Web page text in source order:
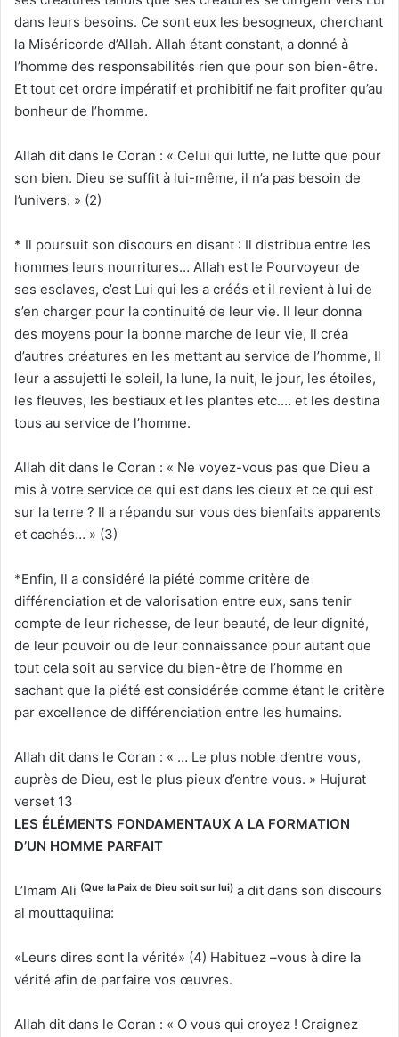
dans leurs besoins. Ce sont eux les besogneux, cherchant
la Miséricorde d’Allah. Allah étant constant, a donné à
l’homme des responsabilités rien que pour son bien-être.
Et tout cet ordre impératif et prohibitif ne fait profiter qu’au
bonheur de l’homme.
Allah dit dans le Coran : « Celui qui lutte, ne lutte que pour
son bien. Dieu se suffit à lui-même, il n’a pas besoin de
l’univers. » (2)
* Il poursuit son discours en disant : Il distribua entre les
hommes leurs nourritures… Allah est le Pourvoyeur de
ses esclaves, c’est Lui qui les a créés et il revient à lui de
s’en charger pour la continuité de leur vie. Il leur donna
des moyens pour la bonne marche de leur vie, Il créa
d’autres créatures en les mettant au service de l’homme, Il
leur a assujetti le soleil, la lune, la nuit, le jour, les étoiles,
les fleuves, les bestiaux et les plantes etc.… et les destina
tous au service de l’homme.
Allah dit dans le Coran : « Ne voyez-vous pas que Dieu a
mis à votre service ce qui est dans les cieux et ce qui est
sur la terre ? Il a répandu sur vous des bienfaits apparents
et cachés… » (3)
*Enfin, Il a considéré la piété comme critère de
différenciation et de valorisation entre eux, sans tenir
compte de leur richesse, de leur beauté, de leur dignité,
de leur pouvoir ou de leur connaissance pour autant que
tout cela soit au service du bien-être de l’homme en
sachant que la piété est considérée comme étant le critère
par excellence de différenciation entre les humains.
Allah dit dans le Coran : « … Le plus noble d’entre vous,
auprès de Dieu, est le plus pieux d’entre vous. » Hujurat
verset 13
LES ÉLÉMENTS FONDAMENTAUX A LA FORMATION
D’UN HOMME PARFAIT
L’Imam Ali (Que la Paix de Dieu soit sur lui) a dit dans son discours
al mouttaquiina:
«Leurs dires sont la vérité» (4) Habituez –vous à dire la
vérité afin de parfaire vos œuvres.
Allah dit dans le Coran : « O vous qui croyez ! Craignez